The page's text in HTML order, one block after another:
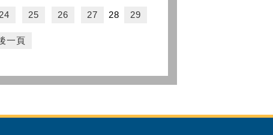
24 25 26 27 28 29
一頁